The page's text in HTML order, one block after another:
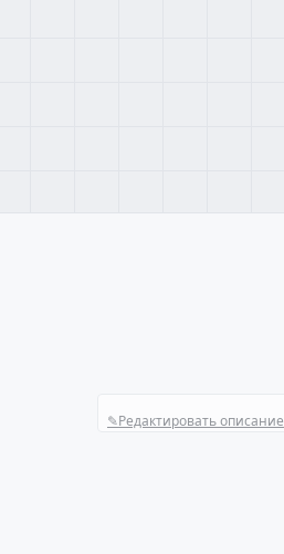
✎Редактировать описание